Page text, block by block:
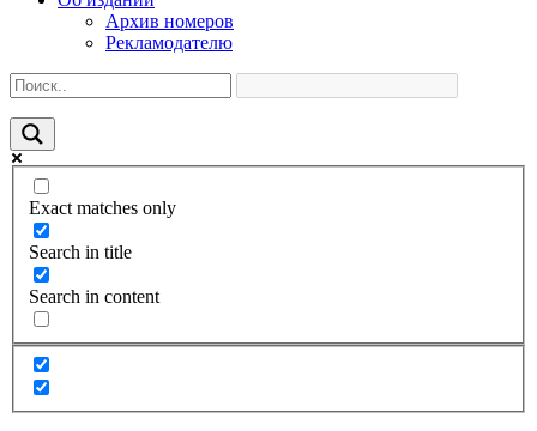
Архив номеров
Рекламодателю
Exact matches only
Search in title
Search in content